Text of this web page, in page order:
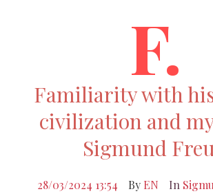
F.
Familiarity with
civilization and
Sigmund
28/03/2024 13:54 By EN In